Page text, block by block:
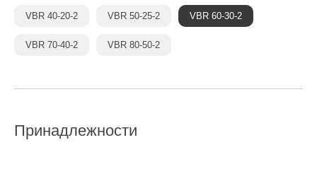
VBR 40-20-2 VBR 50-25-2 VBR 60-30-2
VBR 70-40-2 VBR 80-50-2
Принадлежности